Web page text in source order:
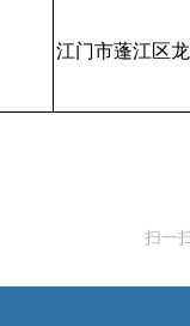
江门市蓬江区
扫一